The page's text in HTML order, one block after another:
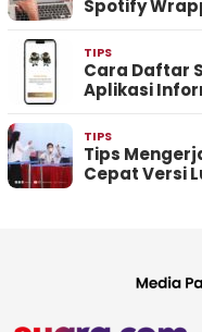
Spotify
TIPS
Cara Daftar
Aplikasi
TIPS
Tips
Cepat Versi